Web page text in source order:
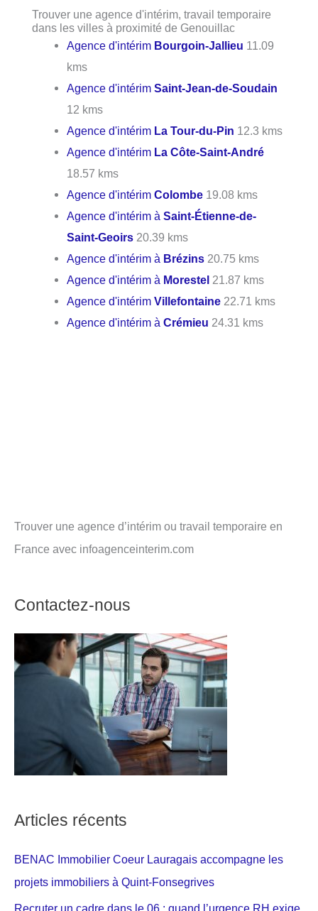
Trouver une agence d'intérim, travail temporaire
dans les villes à proximité de Genouillac
Agence d'intérim Bourgoin-Jallieu 11.09
kms
Agence d'intérimSaint-Jean-de-Soudain
12 kms
Agence d'intérim La Tour-du-Pin 12.3 kms
Agence d'intérim La Côte-Saint-André
18.57 kms
Agence d'intérimColombe 19.08 kms
Agence d'intérim àSaint-Étienne-de-
Saint-Geoirs 20.39 kms
Agence d'intérim à Brézins 20.75 kms
Agence d'intérim à Morestel 21.87 kms
Agence d'intérimVillefontaine 22.71 kms
Agence d'intérim àCrémieu 24.31 kms
Trouver une agence d’intérim ou travail temporaire en
France avec infoagenceinterim.com
Contactez-nous
Articles récents
BENAC Immobilier Coeur Lauragais accompagne les
projets immobiliers à Quint-Fonsegrives
Recruter un cadre dans le 06 : quand l’urgence RH exige